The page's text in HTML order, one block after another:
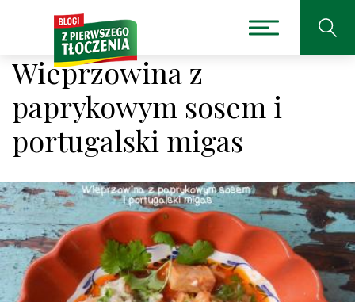
Wieprzowina z
paprykowym sosem i
portugalski migas